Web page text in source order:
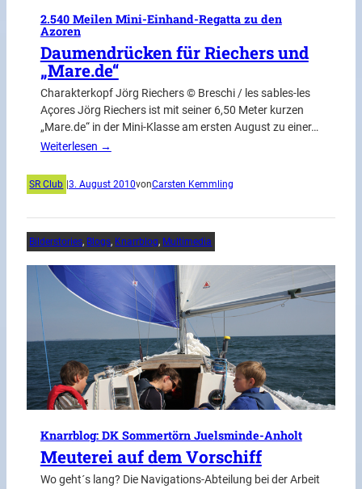
2.540 Meilen Mini-Einhand-Regatta zu den
Azoren
Daumendrücken für Riechers und
„Mare.de“
Charakterkopf Jörg Riechers © Breschi / les sables-les
Açores Jörg Riechers ist mit seiner 6,50 Meter kurzen
„Mare.de“ in der Mini-Klasse am ersten August zu einer…
Weiterlesen →
SR Club 3. August 2010vonCarsten Kemmling
Bilderstories, Blogs, Knarrblog, Multimedia
Knarrblog: DK Sommertörn Juelsminde-Anholt
Meuterei auf dem Vorschiff
Wo geht´s lang? Die Navigations-Abteilung bei der Arbeit